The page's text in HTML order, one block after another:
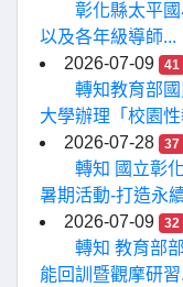
彰化縣太平
以及各年級導師...
2026-07-09
41
轉知教育部
大學辦理「校園性
2026-07-28
37
轉知 國立彰
暑期活動-打造永
2026-07-09
32
轉知 教育部
能回訓暨觀摩研習